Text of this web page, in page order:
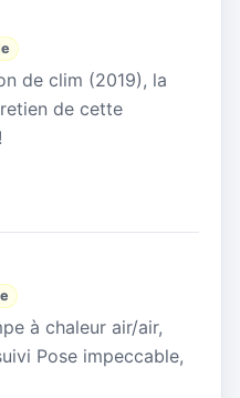
de clim (2019), la
de cette
à chaleur air/air,
Pose impeccable,